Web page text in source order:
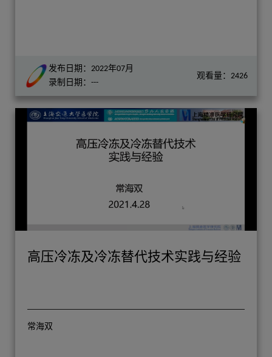
发布日期：2022年07月
录制日期：---
观看量：2426
高压冷冻及冷冻替代技术实践与经验
常海双